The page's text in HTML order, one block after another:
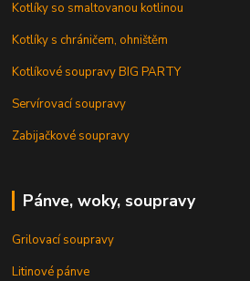
Kotlíky so smaltovanou kotlinou
Kotlíky s chráničem, ohništěm
Kotlíkové soupravy BIG PARTY
Servírovací soupravy
Zabijačkové soupravy
Pánve, woky, soupravy
Grilovací soupravy
Litinové pánve